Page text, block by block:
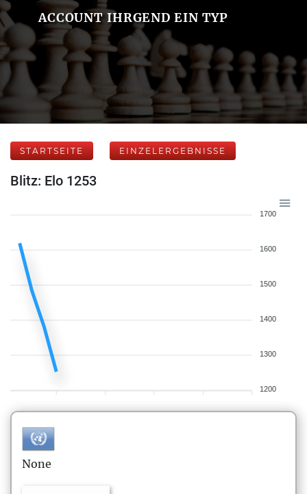
ACCOUNT IHRGEND EIN TYP
STARTSEITE EINZELERGEBNISSE
Blitz: Elo 1253
1700
1600
1500
1400
1300
1200
None